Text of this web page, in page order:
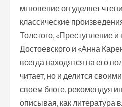
мгновение он уделяет
классические
Толстого, «Преступление и
Достоевского и «Анна
всегда находятся на его
читает, но и делится
своем блоге, рекомендуя
описывая, как литература